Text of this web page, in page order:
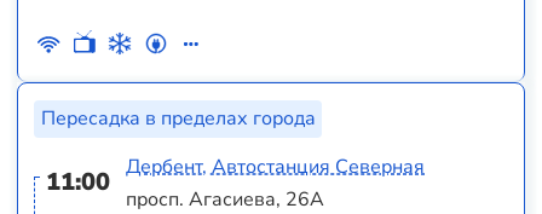
Пересадка в пределах города
11:00
Дербент, Автостанция Северная
просп. Агасиева, 26А